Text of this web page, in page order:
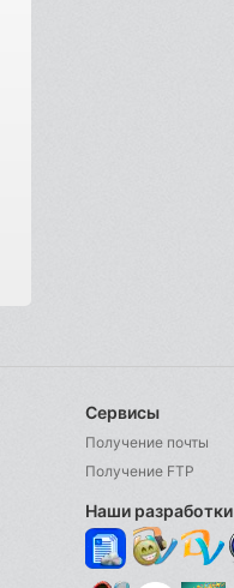
Сервисы
Получение почты
Получение FTP
Наши разработки